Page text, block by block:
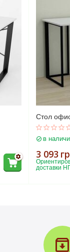
Стол
в
3 093
доставки